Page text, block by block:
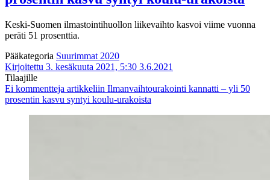
Keski-Suomen ilmastointihuollon liikevaihto kasvoi viime vuonna
peräti 51 prosenttia.
Pääkategoria Suurimmat 2020
Kirjoitettu 3. kesäkuuta 2021, 5:30 3.6.2021
Tilaajille
Ei kommentteja artikkeliin Ilmanvaihtourakointi kannatti – yli 50
prosentin kasvu syntyi koulu-urakoista